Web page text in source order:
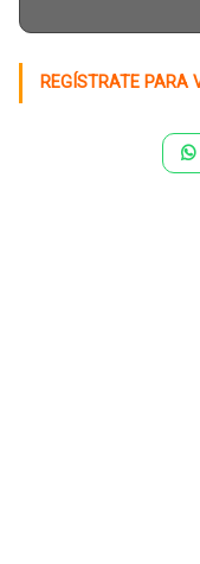
REGÍSTRATE PARA